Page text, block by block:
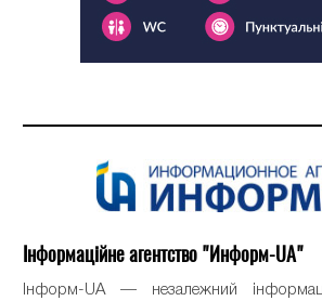
Інформаційне агентство "Информ-UA"
Інформ-UA — незалежний